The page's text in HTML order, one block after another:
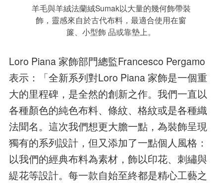
羊毛與羊絨法蘭絨Sumak以大量的幾何飾帶裝
飾，靈感來自於古代布料，最適合使用在窗
簾、小型飾 品或靠墊上。
Loro Piana 家飾部門總監Francesco Pergamo
表示：「全新系列對Loro Piana 家飾是一個重
大的里程碑，是全然的創新之作。我們一直以
各種顏色的純色布料、條紋、格紋或是各種織
法聞名。這次我們想更大膽一點，為裝飾呈現
獨有的系列設計，但又添加了一點個人風格：
以我們的經典布料為素材，飾以印花、刺繡與
緹花等設計。每一款自始至終都是精心工藝之